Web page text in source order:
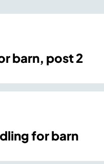
barn, post 2
for barn